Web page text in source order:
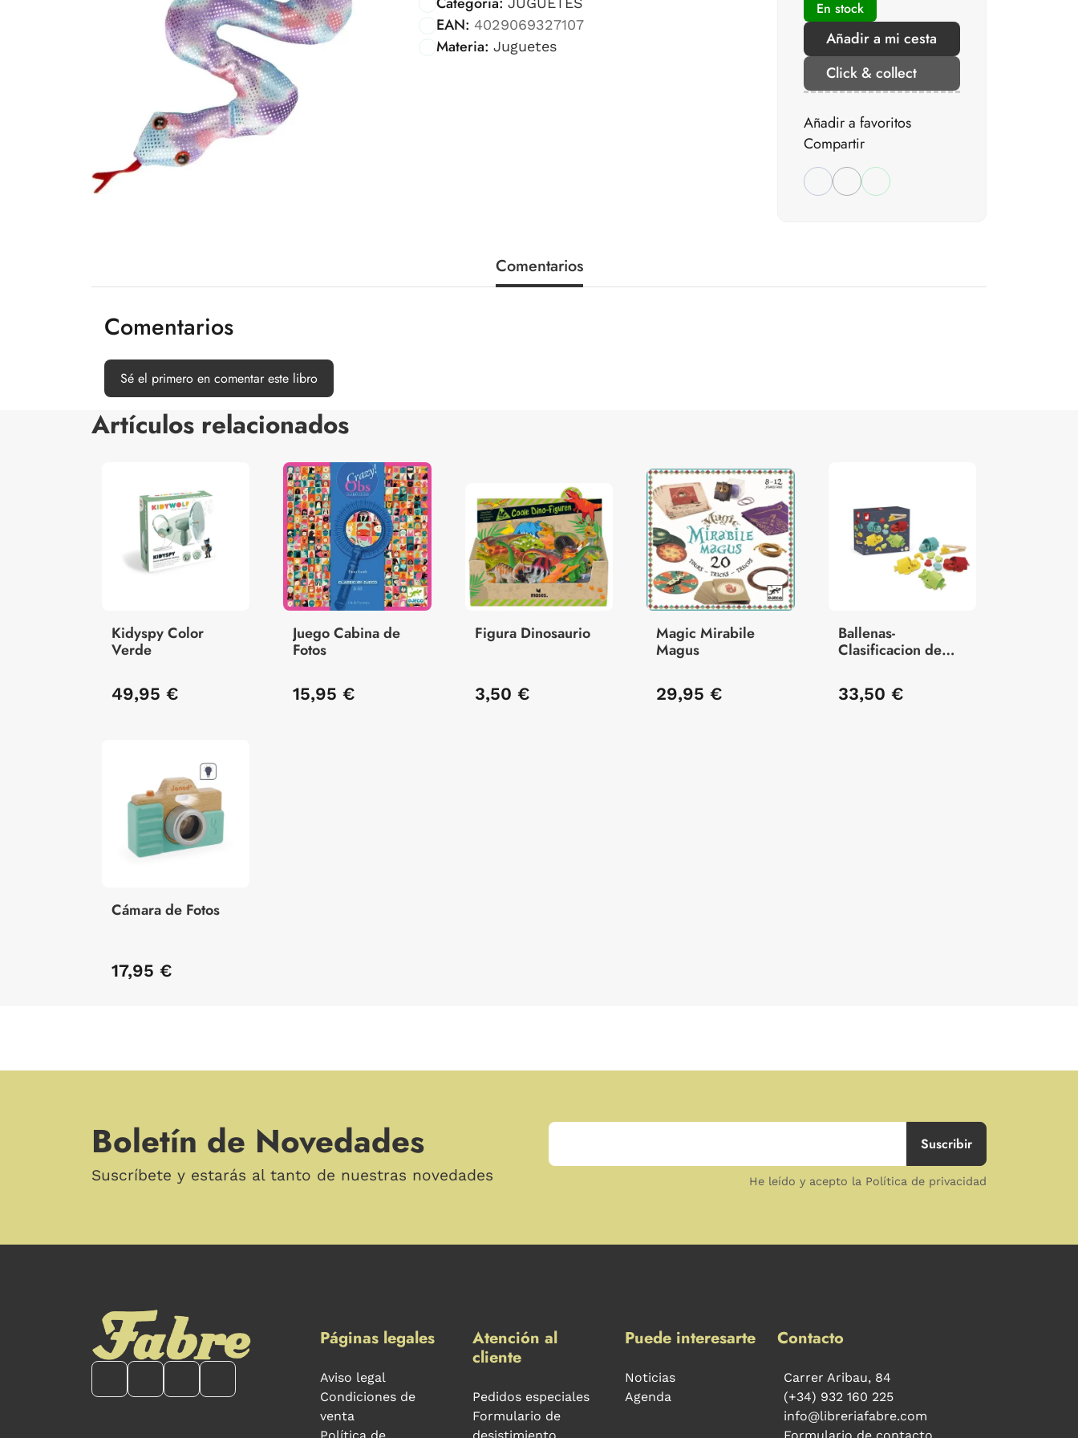
EAN: 4029069327107
Materia: Juguetes
En stock
Añadir a mi cesta
Click & collect
Añadir a favoritos
Compartir
Comentarios
Comentarios
Sé el primero en comentar este libro
Artículos relacionados
Kidyspy Color
Verde
49,95 €
Juego Cabina de
Fotos
15,95 €
Figura Dinosaurio
3,50 €
Magic Mirabile
Magus
29,95 €
Ballenas-
Clasificacion de
33,50 €
Cámara de Fotos
17,95 €
Boletín de Novedades
Suscríbete y estarás al tanto de nuestras novedades He leído y acepto la Política de privacidad
Páginas legales
Aviso legal
Condiciones de
venta
Atención al
cliente
Pedidos especiales
Formulario de
Puede interesarte
Noticias
Agenda
Contacto
Carrer Aribau, 84
(+34) 932 160 225
info@libreriafabre.com